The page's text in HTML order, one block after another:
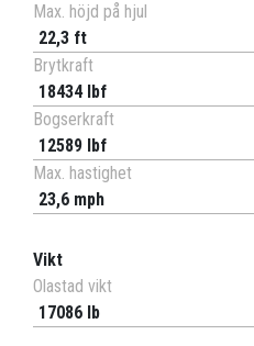
Max. höjd på hjul
22,3 ft
Brytkraft
18434 lbf
Bogserkraft
12589 lbf
Max. hastighet
23,6 mph
Vikt
Olastad vikt
17086 lb